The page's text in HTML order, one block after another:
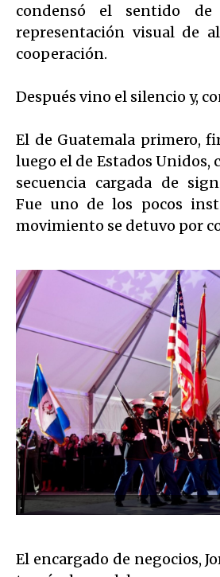
condensó el sentido
representación visual de
cooperación.
Después vino el silencio y,
El de Guatemala primero,
luego el de Estados Unidos,
secuencia cargada de
Fue uno de los pocos
movimiento se detuvo por
.
El encargado de negocios,